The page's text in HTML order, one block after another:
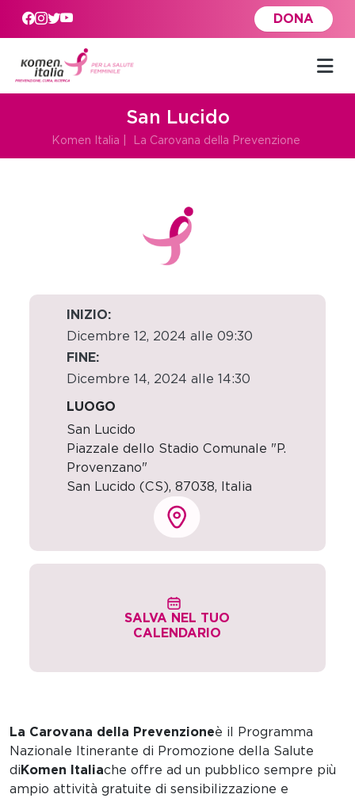
Skip to main content
DONA
San Lucido
Komen Italia La Carovana della Prevenzione
INIZIO:
Dicembre 12, 2024 alle 09:30
FINE:
Dicembre 14, 2024 alle 14:30
LUOGO
San Lucido
Piazzale dello Stadio Comunale "P.
Provenzano"
San Lucido (CS), 87038, Italia
SALVA NEL TUO
CALENDARIO
La Carovana della Prevenzioneè il Programma
Nazionale Itinerante di Promozione della Salute
di Komen Italiache offre ad un pubblico sempre più
ampio attività gratuite di sensibilizzazione e